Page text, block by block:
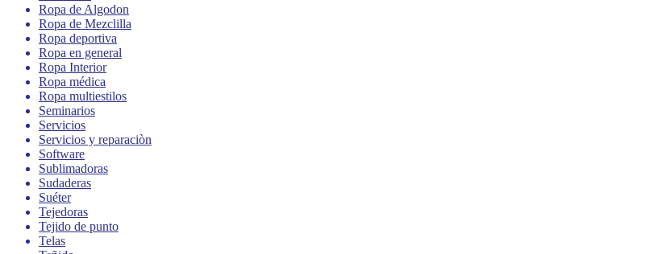
Ropa de Algodon
Ropa de Mezclilla
Ropa deportiva
Ropa en general
Ropa Interior
Ropa médica
Ropa multiestilos
Seminarios
Servicios
Servicios y reparaciòn
Software
Sublimadoras
Sudaderas
Suéter
Tejedoras
Tejido de punto
Telas